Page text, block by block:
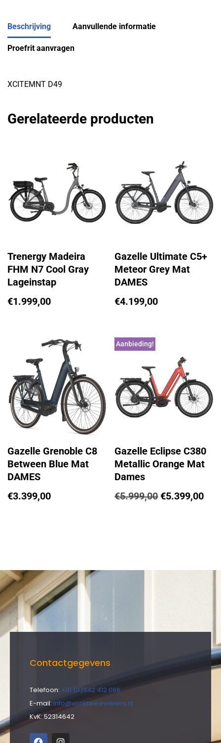
Beschrijving Aanvullende informatie
Proefrit aanvragen
XCITEMNT D49
Gerelateerde producten
Trenergy Madeira
FHM N7 Cool Gray
Lageinstap
€1.999,00
Gazelle Ultimate C5+
Meteor Grey Mat
DAMES
€4.199,00
Gazelle Grenoble C8
Between Blue Mat
DAMES
€3.399,00
Aanbieding!
Gazelle Eclipse C380
Metallic Orange Mat
Dames
€5.999,00 €5.399,00
Contactgegevens
Telefoon: +31 (0)342 412 066
E-mail: info@vonktweewielers.nl
KvK: 52314642